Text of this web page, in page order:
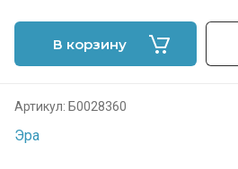
В корзину
Артикул: Б0028360
Эра